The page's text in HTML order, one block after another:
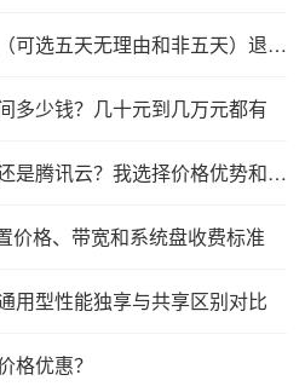
阿里云服务器支持退款（可选五天无理由和非五天）退款流程规则
多少钱？几十元到几万元都有
香港云服务器选阿里云还是腾讯云？我选择价格优势和免费换IP地址
价格、带宽和系统盘收费标准
用型性能独享与共享区别对比
格优惠？